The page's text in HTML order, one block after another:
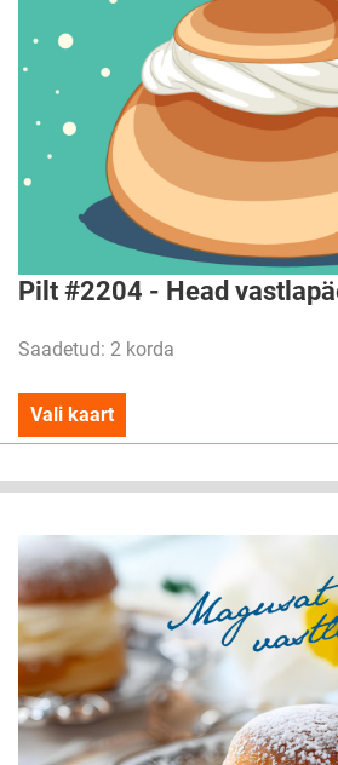
Pilt #2204 - Head
Saadetud: 2 korda
Vali kaart